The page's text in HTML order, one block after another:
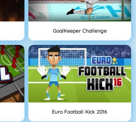
GoalKeeper Challenge
Euro Football Kick 2016